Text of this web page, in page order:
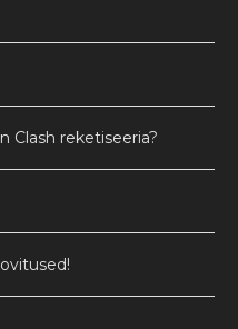
Clash reketiseeria?